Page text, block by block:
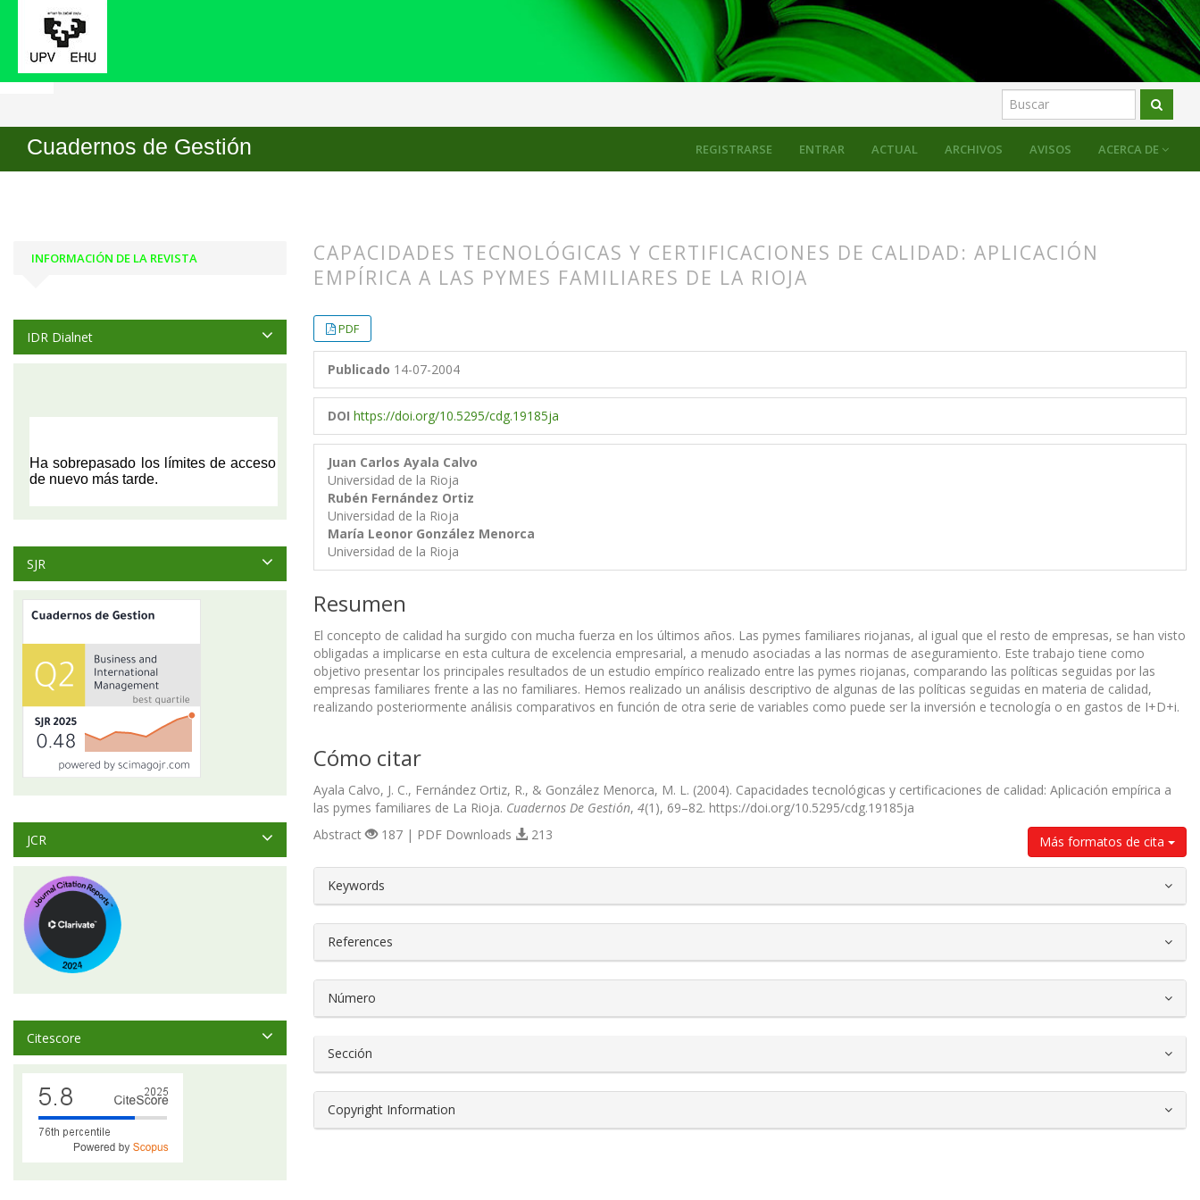
ACTUAL ARCHIVOS AVISOS ACERCA DE
REGISTRARSE ENTRAR
Cuadernos de Gestión
Inicio Archivos Vol. 4 Núm. 1 (2004) Artículos
CAPACIDADES TECNOLÓGICAS Y CERTIFICACIONES DE CALIDAD: APLICACIÓN
EMPÍRICA A LAS PYMES FAMILIARES DE LA RIOJA
##plugins.themes.bootstrap3.article.main##
##plugins.themes.bootstrap3.article.sidebar##
PDF
Publicado 14-07-2004
DOI https://doi.org/10.5295/cdg.19185ja
Juan Carlos Ayala Calvo
Universidad de la Rioja
Rubén Fernández Ortiz
Universidad de la Rioja
María Leonor González Menorca
Universidad de la Rioja
Resumen
El concepto de calidad ha surgido con mucha fuerza en los últimos años. Las pymes familiares riojanas, al igual que el resto de empresas, se han visto
obligadas a implicarse en esta cultura de excelencia empresarial, a menudo asociadas a las normas de aseguramiento. Este trabajo tiene como
objetivo presentar los principales resultados de un estudio empírico realizado entre las pymes riojanas, comparando las políticas seguidas por las
empresas familiares frente a las no familiares. Hemos realizado un análisis descriptivo de algunas de las políticas seguidas en materia de calidad,
realizando posteriormente análisis comparativos en función de otra serie de variables como puede ser la inversión e tecnología o en gastos de I+D+i.
Cómo citar
Ayala Calvo, J. C., Fernández Ortiz, R., & González Menorca, M. L. (2004). Capacidades tecnológicas y certificaciones de calidad: Aplicación empírica a
las pymes familiares de La Rioja. Cuadernos De Gestión, 4(1), 69–82. https://doi.org/10.5295/cdg.19185ja
Más formatos de cita
Abstract 187 | PDF Downloads 213
##plugins.themes.bootstrap3.article.details##
Keywords
References
Número
Sección
Copyright Information
INFORMACIÓN DE LA REVISTA
IDR Dialnet
SJR
JCR
Citescore